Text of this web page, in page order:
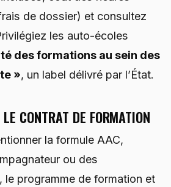
de dossier) et consultez
les auto-écoles
des formations au sein des
», un label délivré par l’État.
CONTRAT DE FORMATION
la formule AAC,
ou des
le programme de formation et